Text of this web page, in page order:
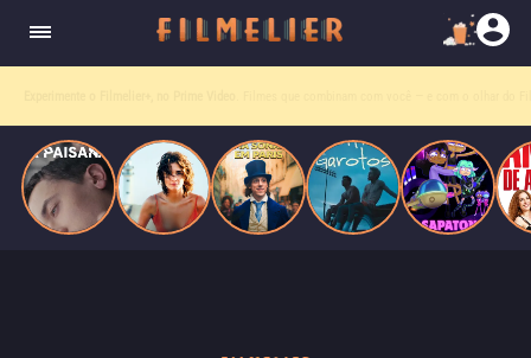
quando se apaixona por um de seus alvos.